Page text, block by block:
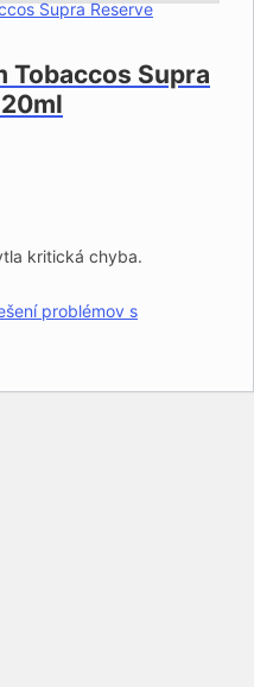
Tobaccos Supra
kritická chyba.
problémov s